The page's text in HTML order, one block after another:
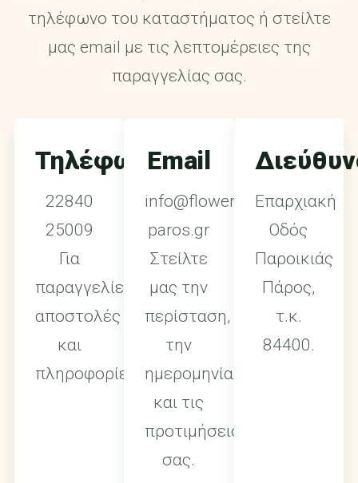
τηλέφωνο του καταστήματος ή στείλτε
μας email με τις λεπτομέρειες της
παραγγελίας σας.
Τηλέφωνο
22840
25009
Για
παραγγελίες,
αποστολές
και
πληροφορίες.
Email
info@flowers-
paros.gr
Στείλτε
μας την
περίσταση,
την
ημερομηνία
και τις
προτιμήσεις
σας.
Επαρχιακή
Οδός
Παροικιάς
Πάρος,
τ.κ.
84400.